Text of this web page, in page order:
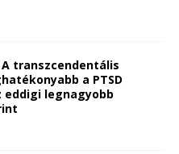
transzcendentális
a PTSD
eddigi legnagyobb